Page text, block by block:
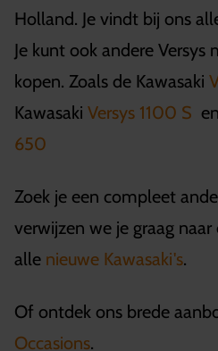
Holland. Je vindt bij ons
Je kunt ook andere Versys
kopen. Zoals de Kawasaki
Kawasaki Versys 1100 S
650
Zoek je een compleet
verwijzen we je graag
alle nieuwe Kawasaki's.
Of ontdek ons brede
Occasions.